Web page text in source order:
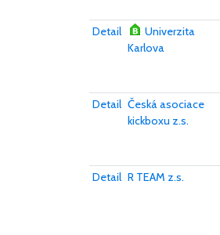
Detail
Univerzita
Karlova
Detail Česká asociace
kickboxu z.s.
Detail R TEAM z.s.